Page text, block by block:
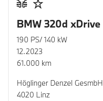
BMW 320d xDrive
190 PS/ 140 kW
12.2023
61.000 km
Höglinger Denzel GesmbH
4020 Linz